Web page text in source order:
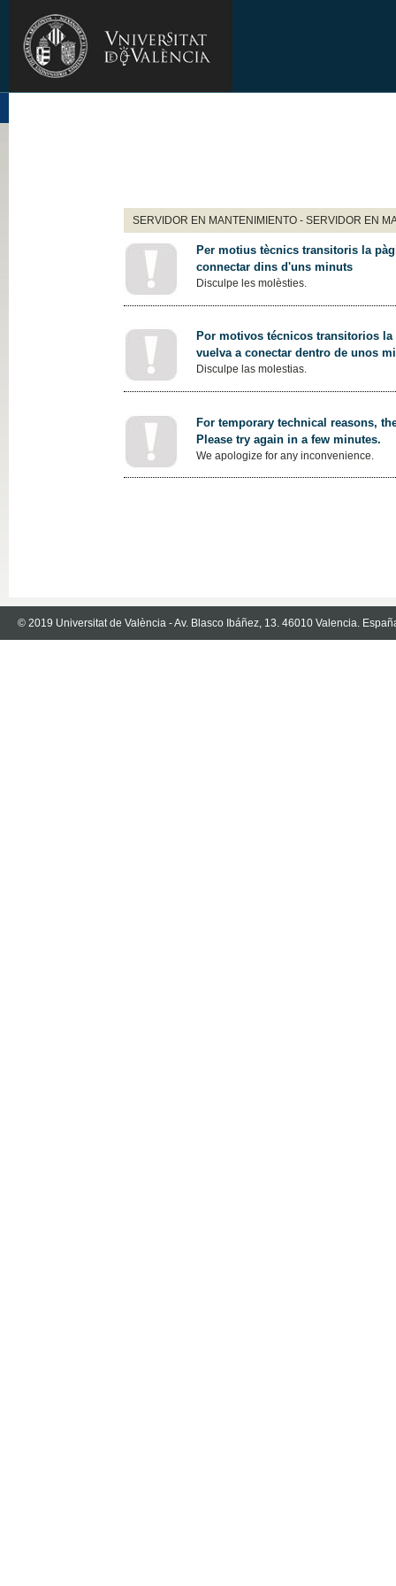
SERVIDOR EN MANTENIMIENTO - SERVIDOR EN
Per motius tècnics transitoris la
connectar dins d'uns minuts
Disculpe les molèsties.
Por motivos técnicos transitorios
vuelva a conectar dentro de unos
Disculpe las molestias.
For temporary technical reasons,
Please try again in a few minutes.
We apologize for any inconvenience.
© 2019 Universitat de València - Av. Blasco Ibáñez, 13. 46010 Valencia.